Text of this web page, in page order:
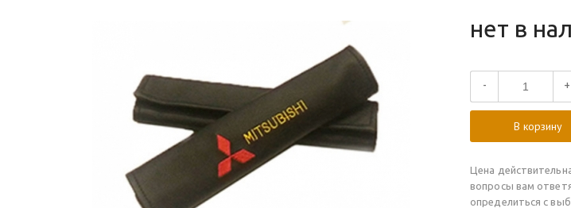
нет в
- +
В корзину
Цена
вопросы вам
определиться с